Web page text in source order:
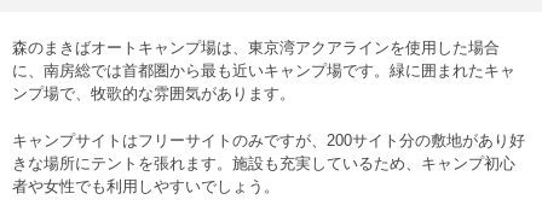
森のまきばオートキャンプ場は、東京湾アクアラインを使用した場合
に、南房総では首都圏から最も近いキャンプ場です。緑に囲まれたキャ
ンプ場で、牧歌的な雰囲気があります。
キャンプサイトはフリーサイトのみですが、200サイト分の敷地があり好
きな場所にテントを張れます。施設も充実しているため、キャンプ初心
者や女性でも利用しやすいでしょう。